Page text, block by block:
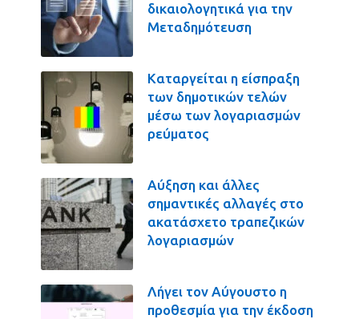
δικαιολογητικά για την
Μεταδημότευση
Καταργείται η είσπραξη
των δημοτικών τελών
μέσω των λογαριασμών
ρεύματος
Αύξηση και άλλες
σημαντικές αλλαγές στο
ακατάσχετο τραπεζικών
λογαριασμών
Λήγει τον Αύγουστο η
προθεσμία για την έκδοση